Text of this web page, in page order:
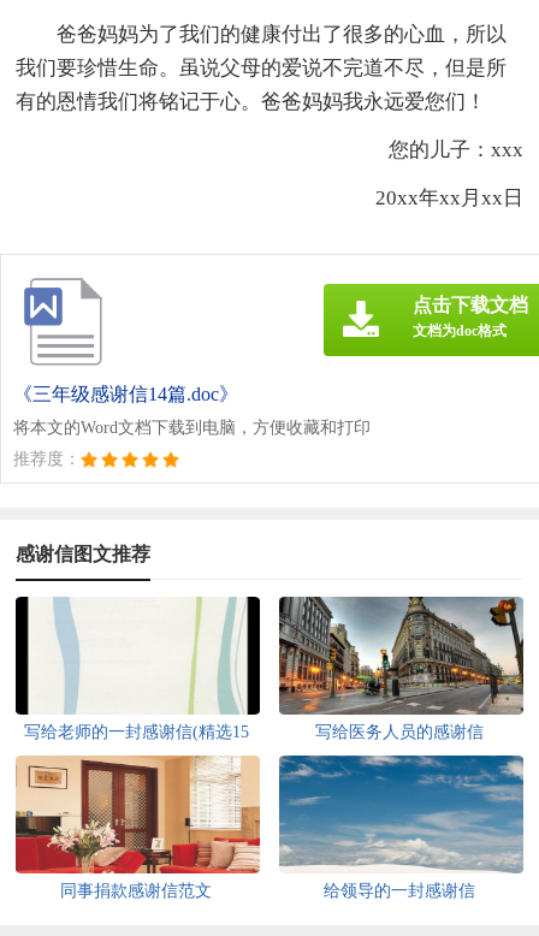
爸爸妈妈为了我们的健康付出了很多的心血，所以
我们要珍惜生命。虽说父母的爱说不完道不尽，但是所
有的恩情我们将铭记于心。爸爸妈妈我永远爱您们！
您的儿子：xxx
20xx年xx月xx日
《三年级感谢信14篇.doc》
将本文的Word文档下载到电脑，方便收藏和打印
推荐度：
点击下载文档
文档为doc格式
感谢信图文推荐
写给老师的一封感谢信(精选15
篇)
写给医务人员的感谢信
同事捐款感谢信范文 给领导的一封感谢信